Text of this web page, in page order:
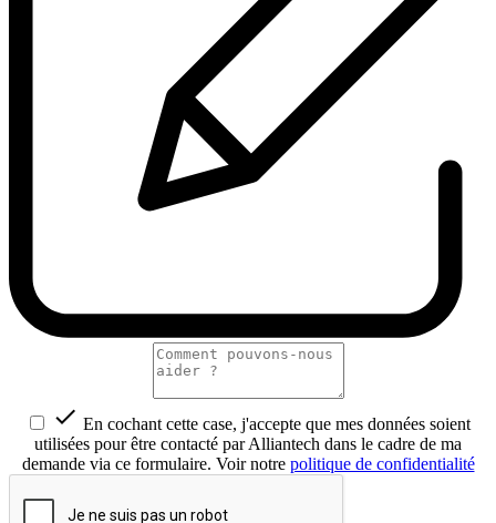
 En cochant cette case, j'accepte que mes données soient
utilisées pour être contacté par Alliantech dans le cadre de ma
demande via ce formulaire. Voir notre politique de confidentialité